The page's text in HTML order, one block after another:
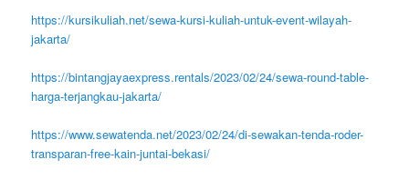
https://kursikuliah.net/sewa-kursi-kuliah-untuk-event-wilayah-
jakarta/
https://bintangjayaexpress.rentals/2023/02/24/sewa-round-table-
harga-terjangkau-jakarta/
https://www.sewatenda.net/2023/02/24/di-sewakan-tenda-roder-
transparan-free-kain-juntai-bekasi/